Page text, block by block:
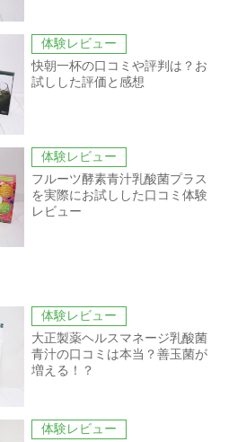
体験レビュー
快朝一杯の口コミや評判は？お
試しした評価と感想
体験レビュー
フルーツ酵素青汁乳酸菌プラス
を実際にお試しした口コミ体験
レビュー
体験レビュー
大正製薬ヘルスマネージ乳酸菌
青汁の口コミは本当？善玉菌が
増える！？
体験レビュー